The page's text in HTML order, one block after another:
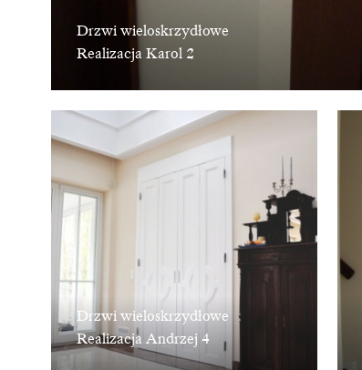
Drzwi wieloskrzydłowe
Realizacja Karol 2
Drzwi wieloskrzydłowe
Realizacja Andrzej 4